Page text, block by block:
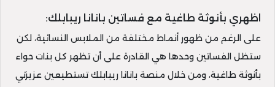
اظهري بأنوثة طاغية مع فساتين بانانا ريبابلك:
على الرغم من ظهور أنماط مختلفة من الملابس النسائية، لكن
ستظل الفساتين وحدها هي القادرة على أن تظهر كل بنات حواء
بأنوثة طاغية، ومن خلال منصة بانانا ريبابلك تستطيعين عزيزتي